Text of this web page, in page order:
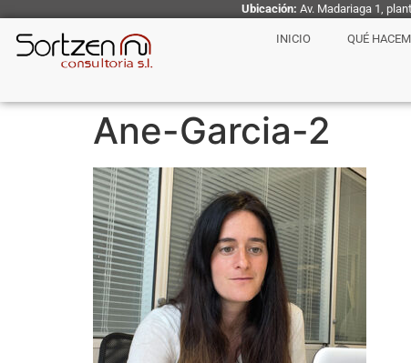
Ubicación: Av. Madariaga 1,
INICIO QUÉ
Ane-Garcia-2